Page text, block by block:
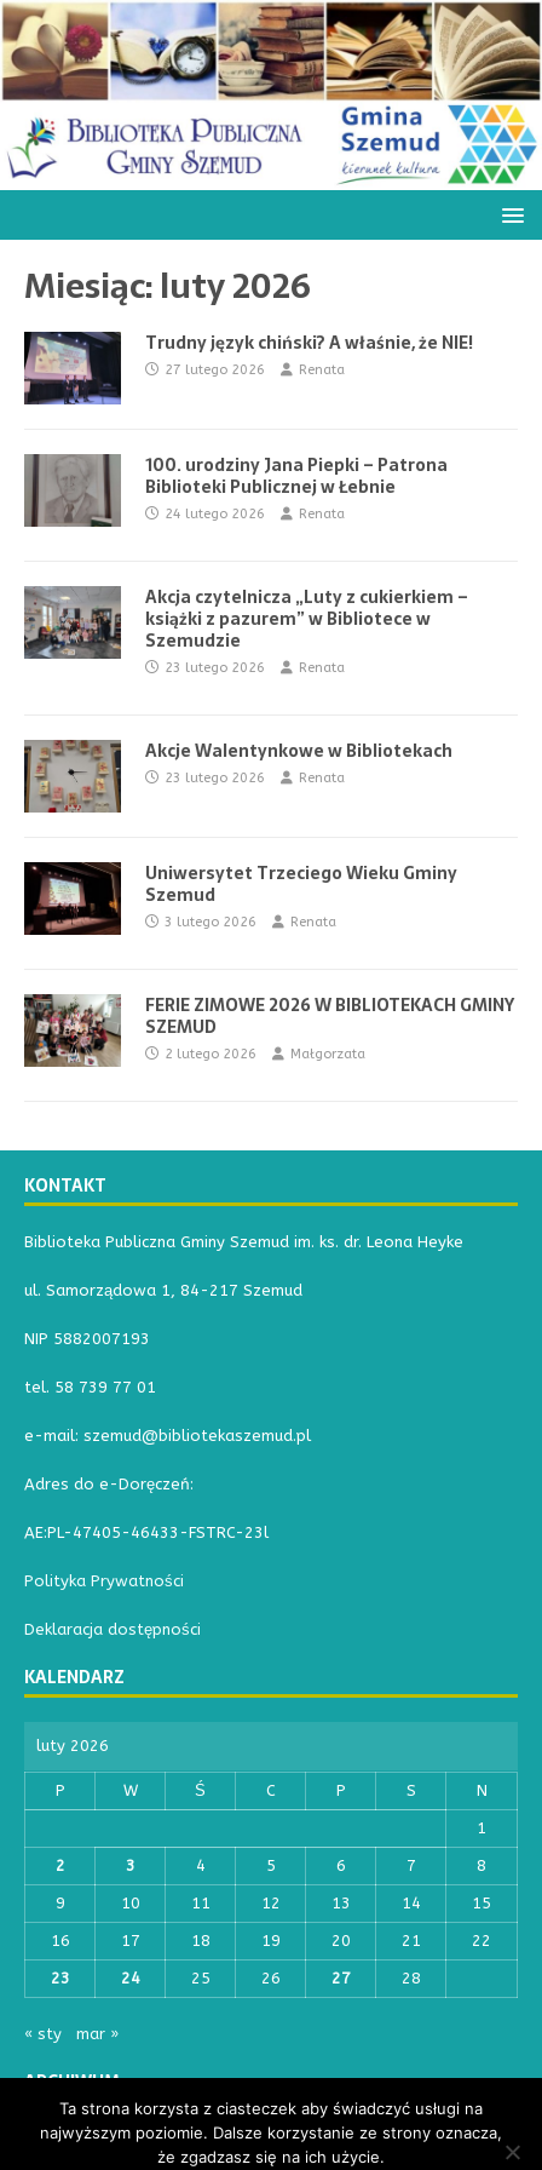
Miesiąc:luty 2026
Trudny język chiński? A właśnie, że NIE!
27 lutego 2026 Renata
100. urodziny Jana Piepki – Patrona
Biblioteki Publicznej w Łebnie
24 lutego 2026 Renata
Akcja czytelnicza „Luty z cukierkiem –
książki z pazurem” w Bibliotece w
Szemudzie
23 lutego 2026 Renata
Akcje Walentynkowe w Bibliotekach
23 lutego 2026 Renata
Uniwersytet Trzeciego Wieku Gminy
Szemud
3 lutego 2026 Renata
FERIE ZIMOWE 2026 W BIBLIOTEKACH GMINY
SZEMUD
2 lutego 2026 Małgorzata
KONTAKT
Biblioteka Publiczna Gminy Szemud im. ks. dr. Leona Heyke
ul. Samorządowa 1, 84-217 Szemud
NIP 5882007193
tel. 58 739 77 01
e-mail: szemud@bibliotekaszemud.pl
Adres do e-Doręczeń:
AE:PL-47405-46433-FSTRC-23l
Polityka Prywatności
Deklaracja dostępności
KALENDARZ
luty 2026
P W Ś C P S N
1
2 3 4 5 6 7 8
9 10 11 12 13 14 15
16 17 18 19 20 21 22
23 24 25 26 27 28
« sty mar »
ARCHIWUM
Ta strona korzysta z ciasteczek aby świadczyć usługi na
najwyższym poziomie. Dalsze korzystanie ze strony oznacza,
że zgadzasz się na ich użycie.